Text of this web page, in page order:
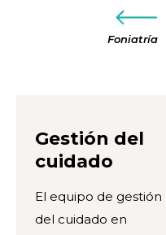
Foniatría
Gestión del
cuidado
El equipo de gestión
del cuidado en